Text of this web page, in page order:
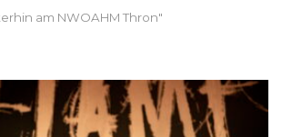
am NWOAHM Thron"